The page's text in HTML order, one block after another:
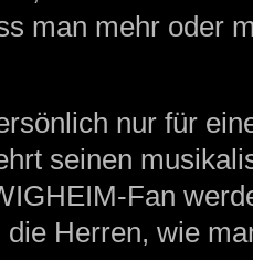
man mehr oder
nur für
seinen
Fan
Herren, wie